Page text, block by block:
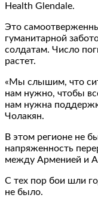
Health Glendale.
Это
гуманитарной
солдатам. Число
растет.
«Мы слышим, что
нам нужно, чтобы
нам нужна
Чолакян.
В этом регионе не
напряженность
между Арменией и
С тех пор бои шли
не было.